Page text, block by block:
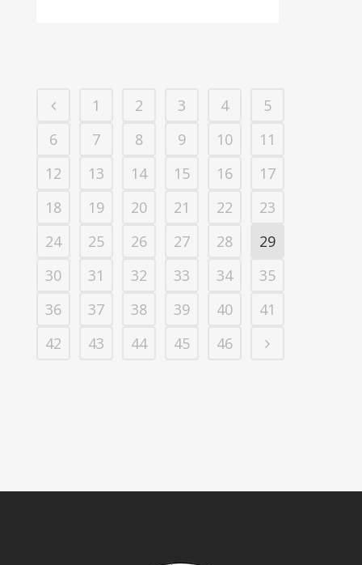
1 2 3 4
5
6
7 8 9 10
11
12
13 14 15 16
17
18
19 20 21 22
23
24
25 26 27 28
29
30
31 32 33 34
35
36
37 38 39 40
41
42
43 44 45 46